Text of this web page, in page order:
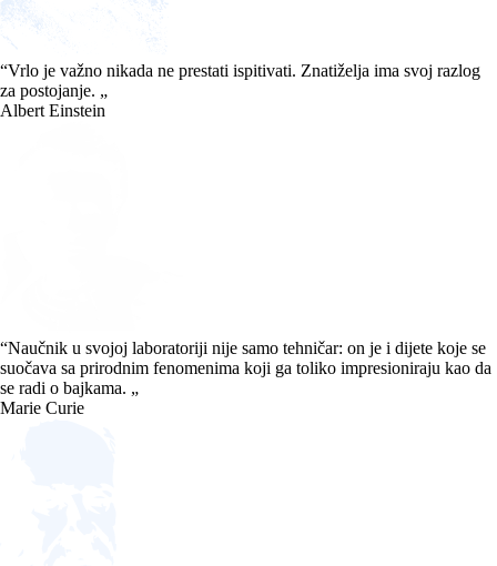
“Vrlo je važno nikada ne prestati ispitivati. Znatiželja ima svoj razlog
za postojanje. „
Albert Einstein
“Naučnik u svojoj laboratoriji nije samo tehničar: on je i dijete koje se
suočava sa prirodnim fenomenima koji ga toliko impresioniraju kao da
se radi o bajkama. „
Marie Curie